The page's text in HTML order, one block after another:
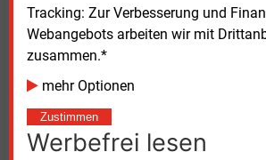
Tracking: Zur Verbesserung und
Webangebots arbeiten wir mit
zusammen.*
mehr Optionen
Zustimmen
Werbefrei lesen
die höheren Klimaziele von der EU-
dem EU-Parlament. Zudem werde
Stromeinsatz im Wärmesektor
Elektromobilität viel mehr Strom
bislang immer vom
verlautbart.